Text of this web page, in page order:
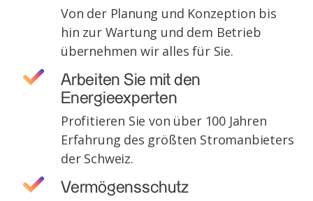
Von der Planung und Konzeption bis
hin zur Wartung und dem Betrieb
übernehmen wir alles für Sie.
Arbeiten Sie mit den
Energieexperten
Profitieren Sie von über 100 Jahren
Erfahrung des größten Stromanbieters
der Schweiz.
Vermögensschutz